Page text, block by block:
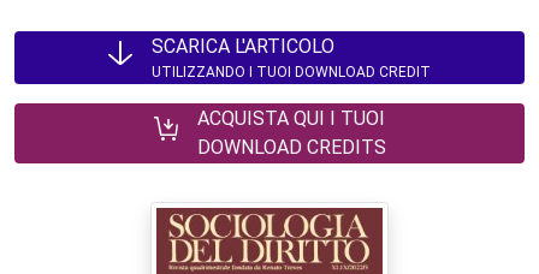
SCARICA L'ARTICOLO
UTILIZZANDO I TUOI DOWNLOAD CREDIT
ACQUISTA QUI I TUOI
DOWNLOAD CREDITS